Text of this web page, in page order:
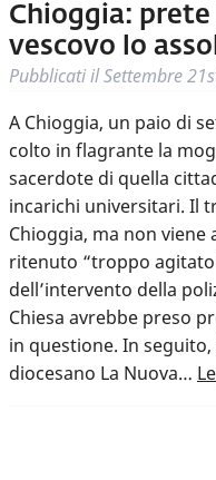
Chioggia:
vescovo lo
Pubblicati ilSettembre
A Chioggia, un paio di
colto in flagrante la
sacerdote di quella
incarichi universitari. Il
Chioggia, ma non viene
ritenuto “troppo
dell’intervento della
Chiesa avrebbe preso
in questione. In
diocesano La Nuova…